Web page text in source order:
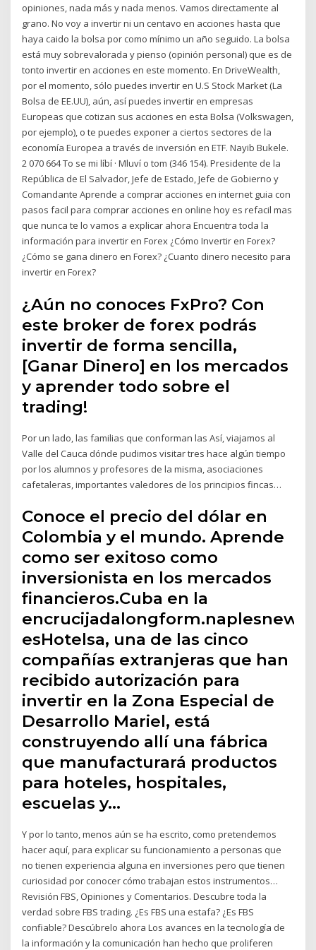
opiniones, nada más y nada menos. Vamos directamente al
grano. No voy a invertir ni un centavo en acciones hasta que
haya caido la bolsa por como mínimo un año seguido. La bolsa
está muy sobrevalorada y pienso (opinión personal) que es de
tonto invertir en acciones en este momento. En DriveWealth,
por el momento, sólo puedes invertir en U.S Stock Market (La
Bolsa de EE.UU), aún, así puedes invertir en empresas
Europeas que cotizan sus acciones en esta Bolsa (Volkswagen,
por ejemplo), o te puedes exponer a ciertos sectores de la
economía Europea a través de inversión en ETF. Nayib Bukele.
2 070 664 To se mi líbí · Mluví o tom (346 154). Presidente de la
República de El Salvador, Jefe de Estado, Jefe de Gobierno y
Comandante Aprende a comprar acciones en internet guia con
pasos facil para comprar acciones en online hoy es refacil mas
que nunca te lo vamos a explicar ahora Encuentra toda la
información para invertir en Forex ¿Cómo Invertir en Forex?
¿Cómo se gana dinero en Forex? ¿Cuanto dinero necesito para
invertir en Forex?
¿Aún no conoces FxPro? Con
este broker de forex podrás
invertir de forma sencilla,
[Ganar Dinero] en los mercados
y aprender todo sobre el
trading!
Por un lado, las familias que conforman las Así, viajamos al
Valle del Cauca dónde pudimos visitar tres hace algún tiempo
por los alumnos y profesores de la misma, asociaciones
cafetaleras, importantes valedores de los principios fincas…
Conoce el precio del dólar en
Colombia y el mundo. Aprende
como ser exitoso como
inversionista en los mercados
financieros.Cuba en la
esHotelsa, una de las cinco
compañías extranjeras que han
recibido autorización para
invertir en la Zona Especial de
Desarrollo Mariel, está
construyendo allí una fábrica
que manufacturará productos
para hoteles, hospitales,
escuelas y…
Y por lo tanto, menos aún se ha escrito, como pretendemos
hacer aquí, para explicar su funcionamiento a personas que
no tienen experiencia alguna en inversiones pero que tienen
curiosidad por conocer cómo trabajan estos instrumentos…
Revisión FBS, Opiniones y Comentarios. Descubre toda la
verdad sobre FBS trading. ¿Es FBS una estafa? ¿Es FBS
confiable? Descúbrelo ahora Los avances en la tecnología de
la información y la comunicación han hecho que proliferen